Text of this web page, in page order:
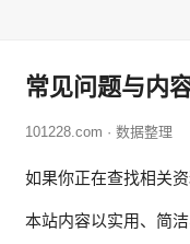
常见问题与内
101228.com · 数据整理
如果你正在查找相关
本站内容以实用、简